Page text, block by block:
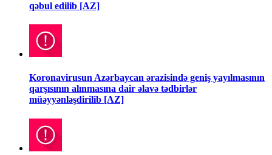
qəbul edilib [AZ]
Koronavirusun Azərbaycan ərazisində geniş yayılmasının
qarşısının alınmasına dair əlavə tədbirlər
müəyyənləşdirilib [AZ]